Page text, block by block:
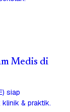
Medis di
siap
klinik & praktik.